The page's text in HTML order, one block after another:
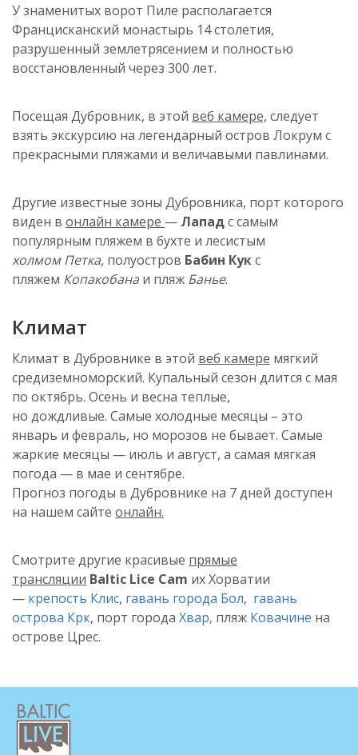
У знаменитых ворот Пиле располагается
Францисканский монастырь 14 столетия,
разрушенный землетрясением и полностью
восстановленный через 300 лет.
Посещая Дубровник, в этой веб камере, следует
взять экскурсию на легендарный остров Локрум с
прекрасными пляжами и величавыми павлинами.
Другие известные зоны Дубровника, порт которого
виден в онлайн камере — Лападс самым
популярным пляжем в бухте и лесистым
холмомПетка, полуостров Бабин Кукс
пляжем Копакобана и пляж Банье.
Климат
Климат в Дубровнике в этой веб камере мягкий
средиземноморский. Купальный сезон длится с мая
по октябрь. Осень и весна теплые,
но дождливые. Самые холодные месяцы – это
январь и февраль, но морозов не бывает. Самые
жаркие месяцы — июль и август, а самая мягкая
погода — в мае и сентябре.
Прогноз погоды в Дубровнике на 7 дней доступен
на нашем сайте онлайн.
Смотрите другие красивые прямые
трансляции Baltic Lice Cam их Хорватии
— крепость Клис, гавань города Бол, гавань
острова Крк, порт города Хвар, пляж Ковачине на
острове Црес.